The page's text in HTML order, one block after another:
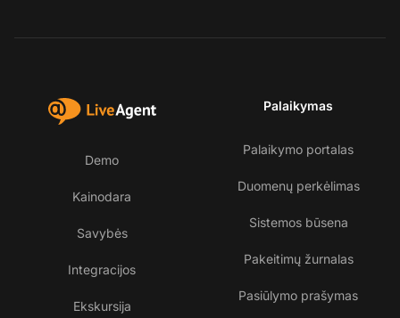
Demo
Kainodara
Savybės
Integracijos
Ekskursija
Palaikymas
Palaikymo portalas
Duomenų perkėlimas
Sistemos būsena
Pakeitimų žurnalas
Pasiūlymo prašymas